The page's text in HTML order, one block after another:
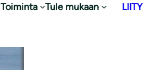
Toiminta Tule mukaan LIITY